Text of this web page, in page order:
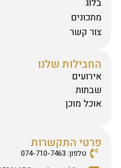
בלוג
מתכונים
צור קשר
החבילות שלנו
אירועים
שבתות
אוכל מוכן
פרטי התקשרות
טלפון: 074-710-7463